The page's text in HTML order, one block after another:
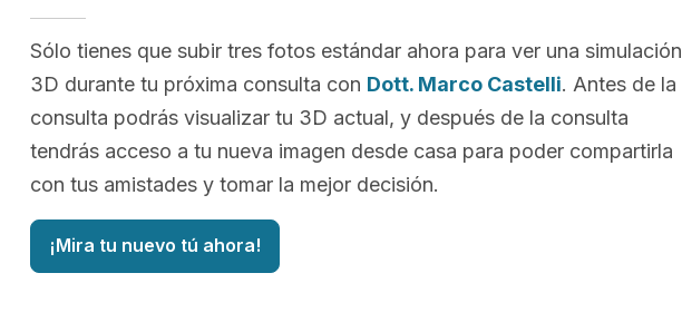
Sólo tienes que subir tres fotos estándar ahora para ver una simulación
3D durante tu próxima consulta con Dott. Marco Castelli. Antes de la
consulta podrás visualizar tu 3D actual, y después de la consulta
tendrás acceso a tu nueva imagen desde casa para poder compartirla
con tus amistades y tomar la mejor decisión.
¡Mira tu nuevo tú ahora!